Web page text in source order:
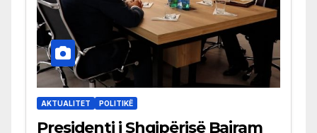
AKTUALITET POLITIKË
Presidenti i Shqipërisë Bajram